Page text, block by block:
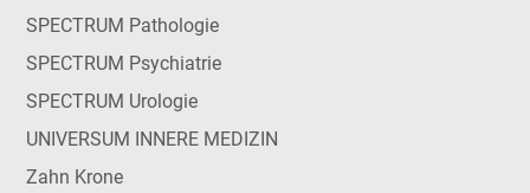
SPECTRUM Pathologie
SPECTRUM Psychiatrie
SPECTRUM Urologie
UNIVERSUM INNERE MEDIZIN
Zahn Krone